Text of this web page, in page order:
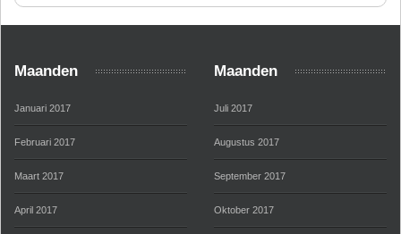
Maanden
Januari 2017
Februari 2017
Maart 2017
April 2017
Maanden
Juli 2017
Augustus 2017
September 2017
Oktober 2017